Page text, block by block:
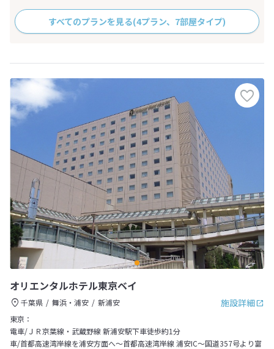
すべてのプランを見る(4プラン、7部屋タイプ)
オリエンタルホテル東京ベイ
施設詳細
千葉県 舞浜・浦安
新浦安
東京：
電車/ＪＲ京葉線・武蔵野線 新浦安駅下車徒歩約1分
車/首都高速湾岸線を浦安方面へ～首都高速湾岸線 浦安IC～国道357号より富